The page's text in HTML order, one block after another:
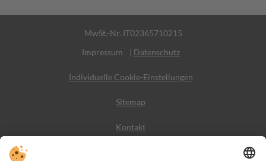
MwSt.-Nr. IT02365710215
Impressum
| Datenschutz
Individuelle Cookie-Einstellungen
Sitemap
Kontakt